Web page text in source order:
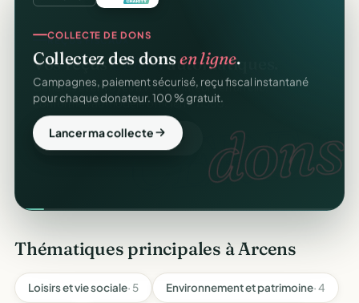
dons.
COLLECTE DE DONS
Collectez des donsen ligne.
Campagnes, paiement sécurisé, reçu fiscal instantané
pour chaque donateur. 100 % gratuit.
Lancer ma collecte
Thématiques principales à Arcens
Loisirs et vie sociale· 5 Environnement et patrimoine· 4